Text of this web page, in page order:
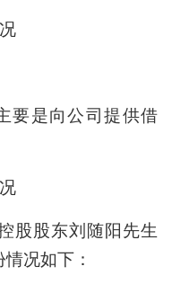
要是向公司提供借
股股东刘随阳先生
况如下：